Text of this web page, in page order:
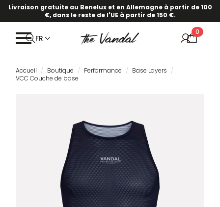
Livraison gratuite au Benelux et en Allemagne à partir de 100
€, dans le reste de l'UE à partir de 150 €.
FR
0
Accueil Boutique Performance
Base Layers
VCC Couche de base